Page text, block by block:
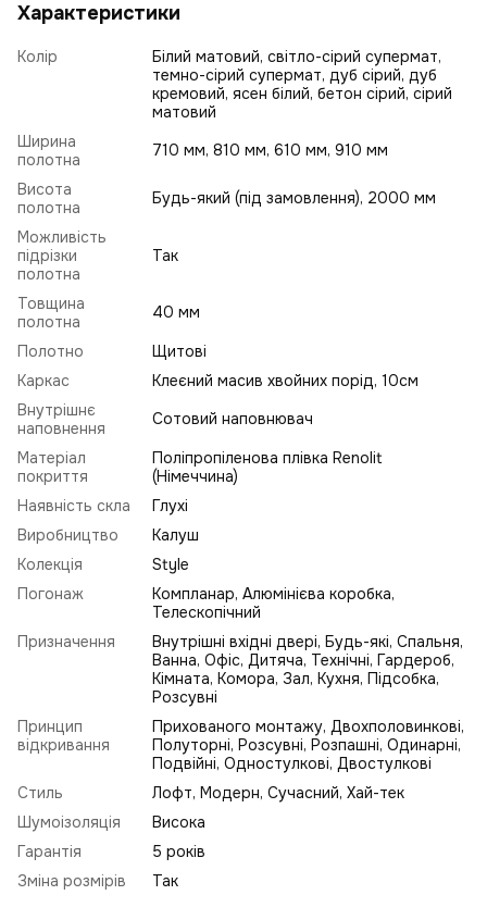
Характеристики
Колір
Білий матовий, світло-сірий супермат,
темно-сірий супермат, дуб сірий, дуб
кремовий, ясен білий, бетон сірий, сірий
матовий
Ширина
полотна
710 мм, 810 мм, 610 мм, 910 мм
Висота
полотна
Будь-який (під замовлення), 2000 мм
Можливість
підрізки
полотна
Так
Товщина
полотна
40 мм
Полотно
Щитові
Каркас
Клеєний масив хвойних порід, 10см
Внутрішнє
наповнення
Сотовий наповнювач
Матеріал
покриття
Поліпропіленова плівка Renolit
(Німеччина)
Наявність скла
Глухі
Виробництво
Калуш
Колекція
Style
Погонаж
Компланар, Алюмінієва коробка,
Телескопічний
Призначення
Внутрішні вхідні двері, Будь-які, Спальня,
Ванна, Офіс, Дитяча, Технічні, Гардероб,
Кімната, Комора, Зал, Кухня, Підсобка,
Розсувні
Принцип
відкривання
Прихованого монтажу, Двохполовинкові,
Полуторні, Розсувні, Розпашні, Одинарні,
Подвійні, Одностулкові, Двостулкові
Стиль
Лофт, Модерн, Сучасний, Хай-тек
Шумоізоляція
Висока
Гарантія
5 років
Зміна розмірів
Так